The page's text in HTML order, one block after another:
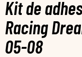
Kit de
Racing
05-08